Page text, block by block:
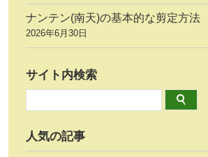
ナンテン(南天)の基本的な剪定方法
2026年6月30日
サイト内検索
人気の記事